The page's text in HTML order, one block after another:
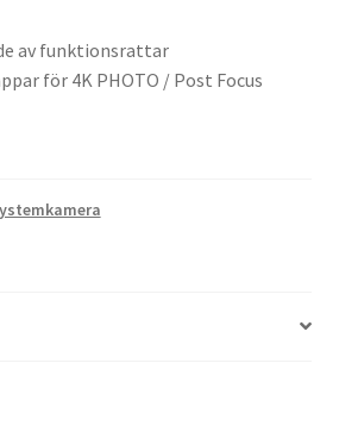
av funktionsrattar
för 4K PHOTO / Post Focus